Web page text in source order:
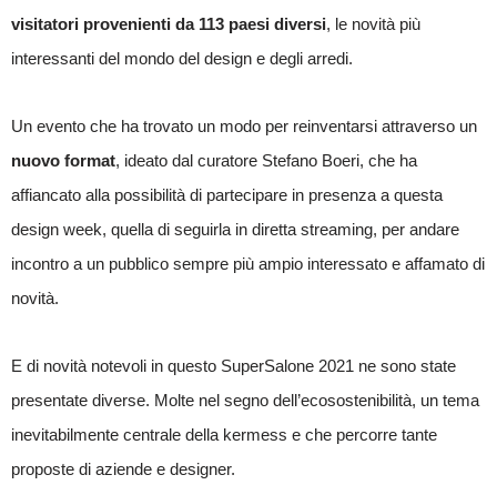
visitatori provenienti da 113 paesi diversi, le novità più
interessanti del mondo del design e degli arredi.
Un evento che ha trovato un modo per reinventarsi attraverso un
nuovo format, ideato dal curatore Stefano Boeri, che ha
affiancato alla possibilità di partecipare in presenza a questa
design week, quella di seguirla in diretta streaming, per andare
incontro a un pubblico sempre più ampio interessato e affamato di
novità.
E di novità notevoli in questo SuperSalone 2021 ne sono state
presentate diverse. Molte nel segno dell’ecosostenibilità, un tema
inevitabilmente centrale della kermess e che percorre tante
proposte di aziende e designer.